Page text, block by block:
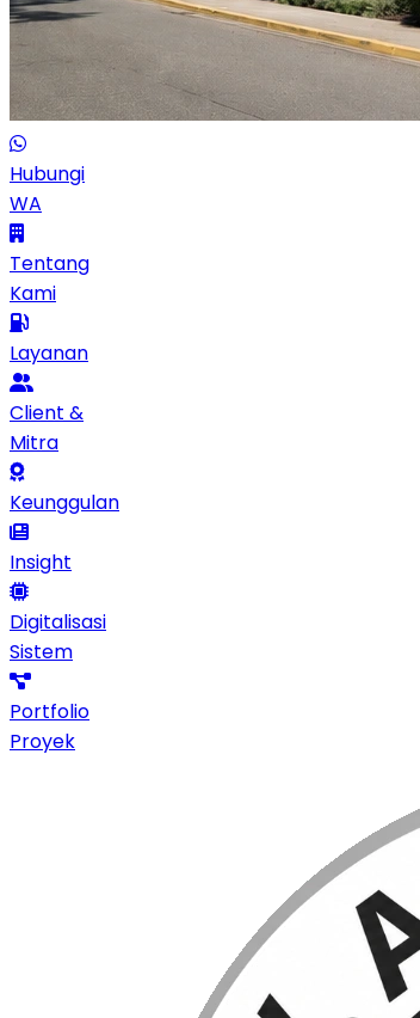
Hubungi
WA
Tentang
Kami
Layanan
Client &
Mitra
Keunggulan
Insight
Digitalisasi
Sistem
Portfolio
Proyek